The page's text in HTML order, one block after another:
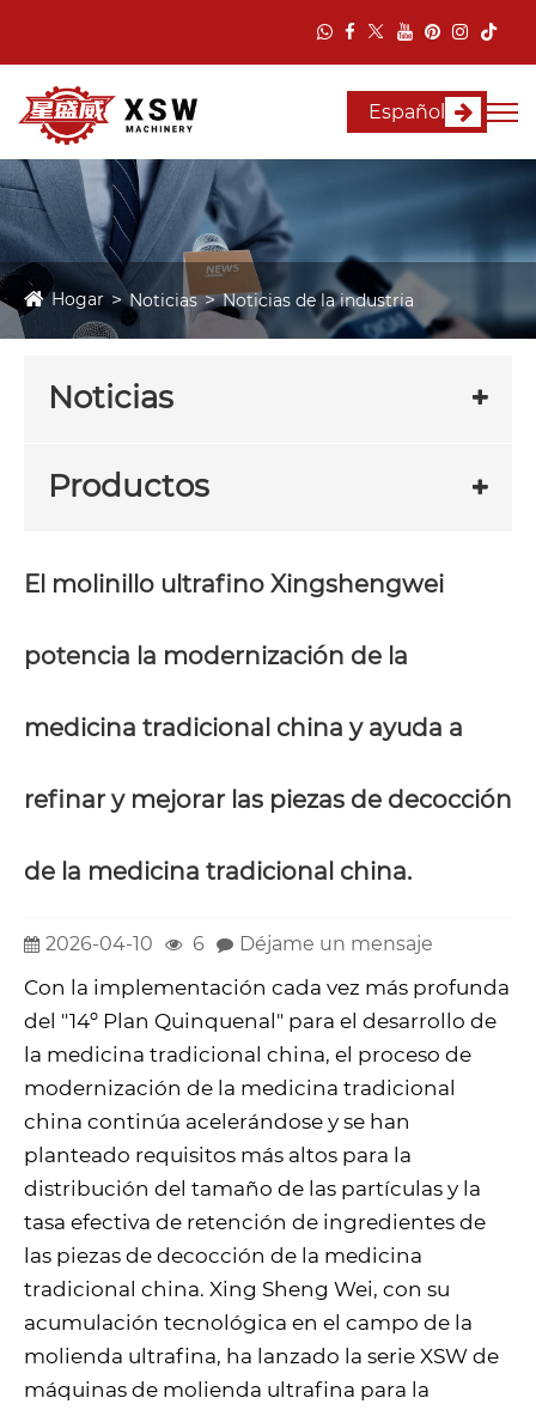
Español
Hogar Noticias Noticias de la industria
Noticias
Productos
El molinillo ultrafino Xingshengwei
potencia la modernización de la
medicina tradicional china y ayuda a
refinar y mejorar las piezas de decocción
de la medicina tradicional china.
2026-04-10 6 Déjame un mensaje
Con la implementación cada vez más profunda
del "14º Plan Quinquenal" para el desarrollo de
la medicina tradicional china, el proceso de
modernización de la medicina tradicional
china continúa acelerándose y se han
planteado requisitos más altos para la
distribución del tamaño de las partículas y la
tasa efectiva de retención de ingredientes de
las piezas de decocción de la medicina
tradicional china. Xing Sheng Wei, con su
acumulación tecnológica en el campo de la
molienda ultrafina, ha lanzado la serie XSW de
máquinas de molienda ultrafina para la